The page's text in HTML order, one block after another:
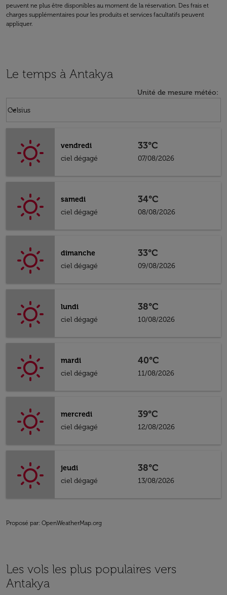
peuvent ne plus être disponibles au moment de la réservation. Des frais et
charges supplémentaires pour les produits et services facultatifs peuvent
appliquer.
Le temps à Antakya
Unité de mesure météo:
Celsius
keyboard_arrow_down
vendredi
ciel dégagé
33°C
07/08/2026
samedi
ciel dégagé
34°C
08/08/2026
dimanche
ciel dégagé
33°C
09/08/2026
lundi
ciel dégagé
38°C
10/08/2026
mardi
ciel dégagé
40°C
11/08/2026
mercredi
ciel dégagé
39°C
12/08/2026
jeudi
ciel dégagé
38°C
13/08/2026
Proposé par: OpenWeatherMap.org
Les vols les plus populaires vers
Antakya